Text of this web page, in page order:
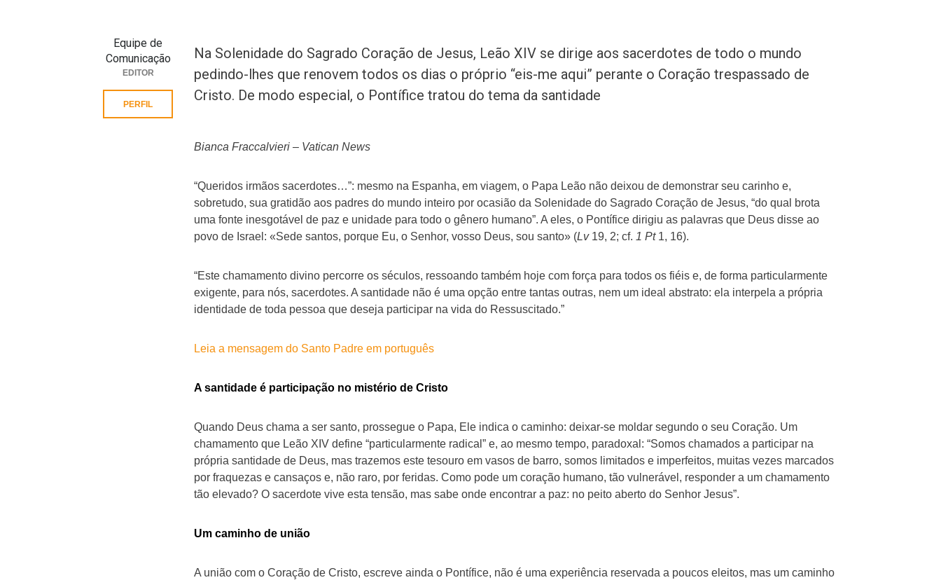
Na Solenidade do Sagrado Coração de Jesus, Leão XIV se dirige aos sacerdotes de todo o mundo
pedindo-lhes que renovem todos os dias o próprio “eis-me aqui” perante o Coração trespassado de
Cristo. De modo especial, o Pontífice tratou do tema da santidade
Bianca Fraccalvieri – Vatican News
“Queridos irmãos sacerdotes…”: mesmo na Espanha, em viagem, o Papa Leão não deixou de demonstrar seu carinho e,
sobretudo, sua gratidão aos padres do mundo inteiro por ocasião da Solenidade do Sagrado Coração de Jesus, “do qual brota
uma fonte inesgotável de paz e unidade para todo o gênero humano”. A eles, o Pontífice dirigiu as palavras que Deus disse ao
povo de Israel: «Sede santos, porque Eu, o Senhor, vosso Deus, sou santo» (Lv19, 2; cf. 1 Pt1, 16).
“Este chamamento divino percorre os séculos, ressoando também hoje com força para todos os fiéis e, de forma particularmente
exigente, para nós, sacerdotes. A santidade não é uma opção entre tantas outras, nem um ideal abstrato: ela interpela a própria
identidade de toda pessoa que deseja participar na vida do Ressuscitado.”
Leia a mensagem do Santo Padre em português
A santidade é participação no mistério de Cristo
Quando Deus chama a ser santo, prossegue o Papa, Ele indica o caminho: deixar-se moldar segundo o seu Coração. Um
chamamento que Leão XIV define “particularmente radical” e, ao mesmo tempo, paradoxal: “Somos chamados a participar na
própria santidade de Deus, mas trazemos este tesouro em vasos de barro, somos limitados e imperfeitos, muitas vezes marcados
por fraquezas e cansaços e, não raro, por feridas. Como pode um coração humano, tão vulnerável, responder a um chamamento
tão elevado? O sacerdote vive esta tensão, mas sabe onde encontrar a paz: no peito aberto do Senhor Jesus”.
Um caminho de união
A união com o Coração de Cristo, escreve ainda o Pontífice, não é uma experiência reservada a poucos eleitos, mas um caminho
Equipe de
Comunicação
EDITOR
PERFIL